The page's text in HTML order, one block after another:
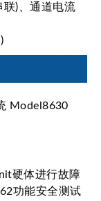
)、通道电流
源(240个电芯
硬体进行故障
功能安全测试